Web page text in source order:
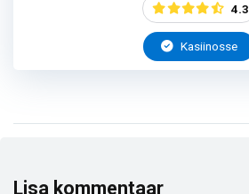
4.3
Kasiinosse
Lisa kommentaar